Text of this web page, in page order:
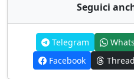
Seguici
Telegram
Facebook